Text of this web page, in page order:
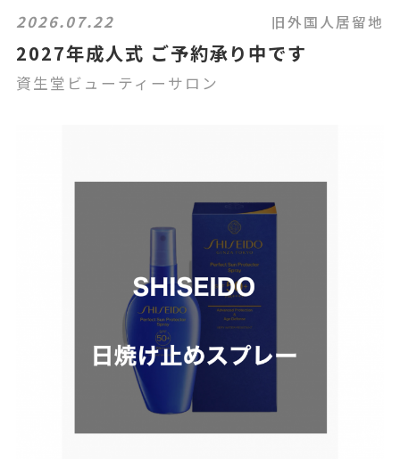
2026.07.22 旧外国人居留地
2027年成人式 ご予約承り中です
資生堂ビューティーサロン